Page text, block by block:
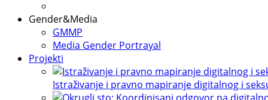
Gender&Media
GMMP
Media Gender Portrayal
Projekti
Istraživanje i pravno mapiranje digitalnog i